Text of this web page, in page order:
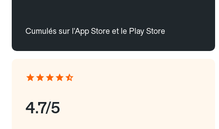
Cumulés sur l'App Store et le Play Store
4.7/5